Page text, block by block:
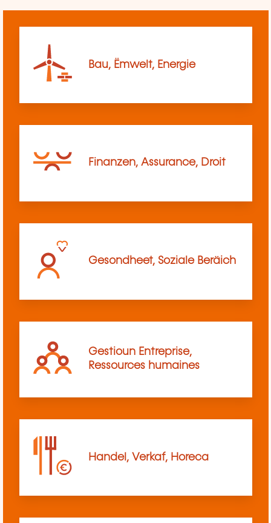
Bau, Ëmwelt, Energie
Finanzen, Assurance, Droit
Gesondheet, Soziale Beräich
Gestioun Entreprise,
Ressources humaines
Handel, Verkaf, Horeca